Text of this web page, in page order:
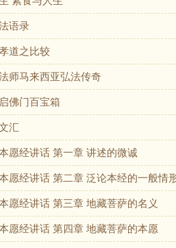
语录
道之比较
师马来西亚弘法传奇
佛门百宝箱
汇
愿经讲话 第一章 讲述的微诚
愿经讲话 第二章 泛论本经的一般情
愿经讲话 第三章 地藏菩萨的名义
愿经讲话 第四章 地藏菩萨的本愿